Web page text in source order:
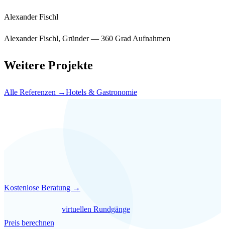
Alexander Fischl
Alexander Fischl, Gründer — 360 Grad Aufnahmen
Weitere Projekte
Alle Referenzen →Hotels & Gastronomie
Kostenlose Beratung →
virtuellen Rundgänge
Preis berechnen